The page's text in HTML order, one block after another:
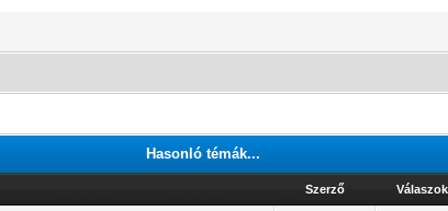
Hasonló témák...
Szerző